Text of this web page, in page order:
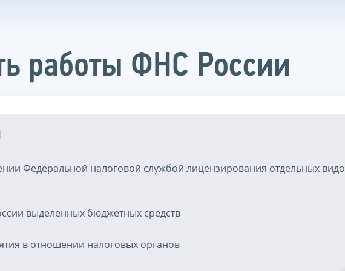
работы ФНС России
Федеральной налоговой службой лицензирования отдельных
выделенных бюджетных средств
в отношении налоговых органов